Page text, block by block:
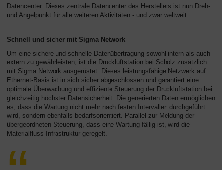
Datencenter. Dieses zentrale Datencenter des Herstellers ist nun Dreh-
und Angelpunkt für alle weiteren Aktivitäten - und zwar weltweit.
Schnell und sicher mit Sigma Network
Um eine sichere und schnelle Datenübertragung sowohl intern als auch
extern zu gewährleisten, ist die Druckluftstation bei Scholz zusätzlich
mit Sigma Network ausgerüstet. Dieses leistungsfähige Netzwerk auf
Ethernet-Basis ist in sich sicher abgeschlossen und garantiert eine
optimale Überwachung und effiziente Steuerung der Druckluftstation bei
gleichzeitig höchster Datensicherheit. Die generierten Daten ermöglichen
es, dass die Wartung nicht mehr nach festen Intervallen durchgeführt
wird, sondern ebenfalls bedarfsorientiert. Parallel zur Meldung der
übergeordneten Steuerung, dass eine Wartung fällig ist, wird die
Materialfluss-Infrastruktur geregelt.